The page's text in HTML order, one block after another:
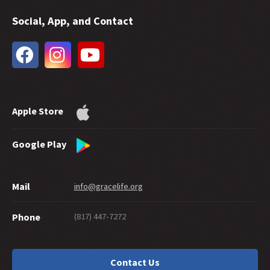
34 -As chamas em Hebreus
32 -
Graça Futura
31 - Batismo nas Águas e Salvação Etern
28 -As boas obras podem provar a salvação?
26 -Suicídio e Salvação
Um Labirinto De Graça
23 -
Os discípulos nascem ou são feitos?
21 - Pedro Como Um Discípulo Modelo
19 -Que tal um "cristão" que não vive como um?
Você deveria cortar sua mão?
Social, App, and Contact
Apple Store
Google Play
Mail info@gracelife.org
Phone (817) 447-7272
Contact Us